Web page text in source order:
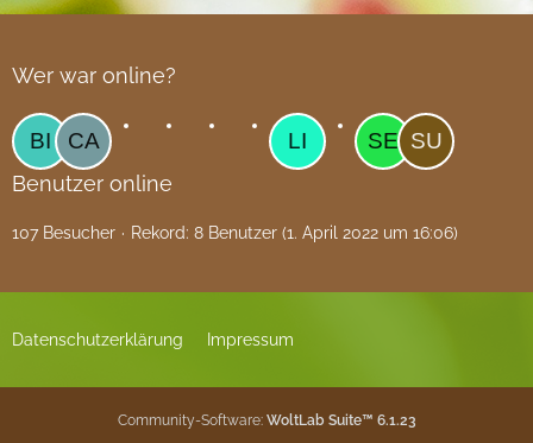
Wer war online?
Benutzer online
107 Besucher Rekord: 8 Benutzer (1. April 2022 um 16:06)
Datenschutzerklärung Impressum
Community-Software: WoltLab Suite™ 6.1.23